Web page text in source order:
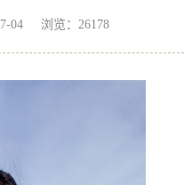
04 浏览：26178